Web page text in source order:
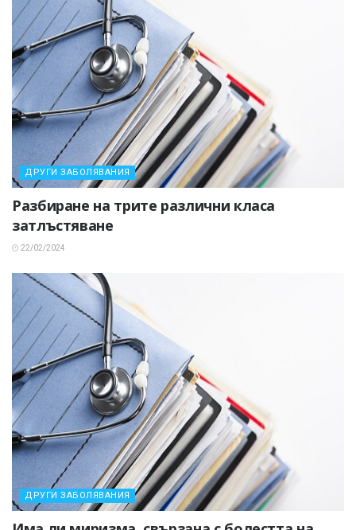
ДРУГИ ЗАБОЛЯВАНИЯ
Разбиране на трите различни класа
затлъстяване
22/02/2024
ДРУГИ ЗАБОЛЯВАНИЯ